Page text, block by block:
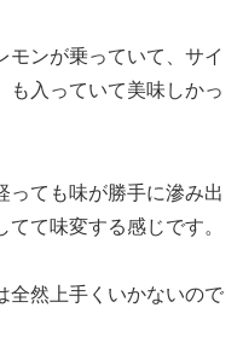
モンが乗っていて、サイ
も入っていて美味しかっ
っても味が勝手に滲み出
て味変する感じです。
全然上手くいかないので